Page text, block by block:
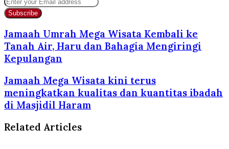
your
Email
address
Jamaah Umrah Mega Wisata Kembali ke
Tanah Air, Haru dan Bahagia Mengiringi
Kepulangan
Jamaah Mega Wisata kini terus
meningkatkan kualitas dan kuantitas ibadah
di Masjidil Haram
Related Articles